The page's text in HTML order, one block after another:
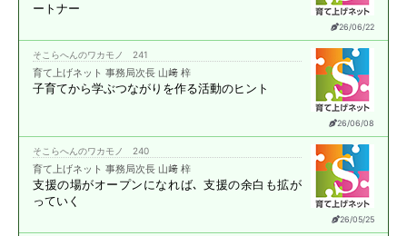
26/06/22
ートナー
26/06/08
そこらへんのワカモノ 241
育て上げネット 事務局次長 山﨑 梓
子育てから学ぶつながりを作る活動のヒント
26/05/25
そこらへんのワカモノ 240
育て上げネット 事務局次長 山﨑 梓
支援の場がオープンになれば､支援の余白も拡が
っていく